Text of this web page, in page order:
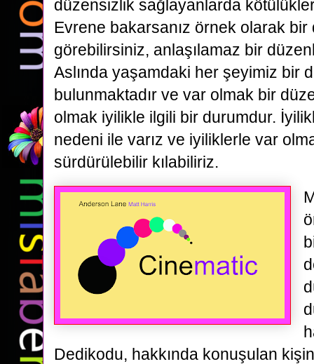
düzensizlik sağlayanlarda
Evrene bakarsanız örnek olarak
görebilirsiniz, anlaşılamaz bir
Aslında yaşamdaki her şeyimiz bir
bulunmaktadır ve var olmak bir
olmak iyilikle ilgili bir durumdur.
nedeni ile varız ve iyiliklerle var
sürdürülebilir kılabiliriz.
Dedikodu, hakkında konuşulan